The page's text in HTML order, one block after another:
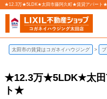
★12.3万★5LDK★太田市藤阿久町★賃貸アパート★
太田市の賃貸はコガネイハウジング
★12.3万★5LDK★太田
ト★